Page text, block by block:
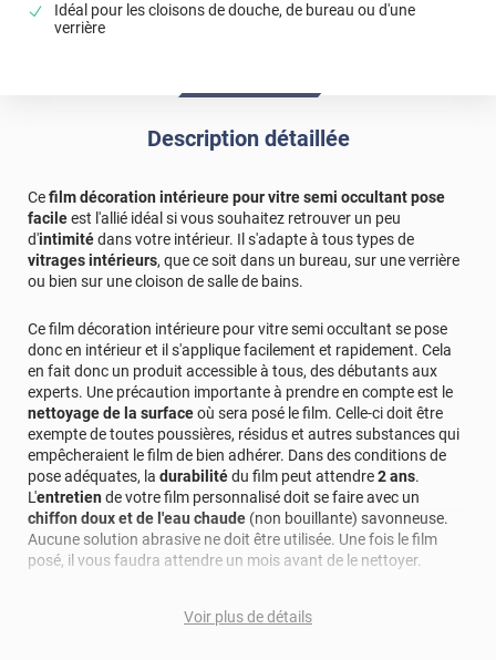
Idéal pour les cloisons de douche, de bureau ou d'une
verrière
Description détaillée
Cefilm décoration intérieure pour vitre semi occultant pose
facileest l'allié idéal si vous souhaitez retrouver un peu
d'intimitédans votre intérieur. Il s'adapte à tous types de
vitrages intérieurs, que ce soit dans un bureau, sur une verrière
ou bien sur une cloison de salle de bains.
Ce film décoration intérieure pour vitre semi occultant se pose
donc en intérieur et il s'applique facilement et rapidement. Cela
en fait donc un produit accessible à tous, des débutants aux
experts. Une précaution importante à prendre en compte est le
nettoyage de la surfaceoù sera posé le film. Celle-ci doit être
exempte de toutes poussières, résidus et autres substances qui
empêcheraient le film de bien adhérer. Dans des conditions de
pose adéquates, la durabilitédu film peut attendre2 ans.
L'entretiende votre film personnalisé doit se faire avec un
chiffon doux et de l'eau chaude (non bouillante) savonneuse.
Aucune solution abrasive ne doit être utilisée. Une fois le film
posé, il vous faudra attendre un mois avant de le nettoyer.
Vous pouvez personnaliser ce film décoration intérieure selon
vos goûts et vos envies. Toutefois, si votre motif ou votre photo
Voir plus de détails